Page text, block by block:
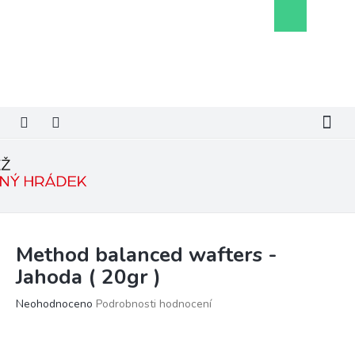
košík
Method balanced wafters -
Jahoda ( 20gr )
Průměrné
Neohodnoceno Podrobnosti hodnocení